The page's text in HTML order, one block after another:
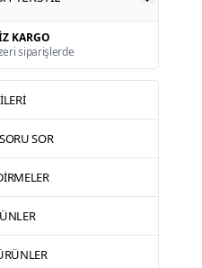
KARGO
siparişlerde
SOR